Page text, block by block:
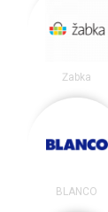
Žabka
BLANCO